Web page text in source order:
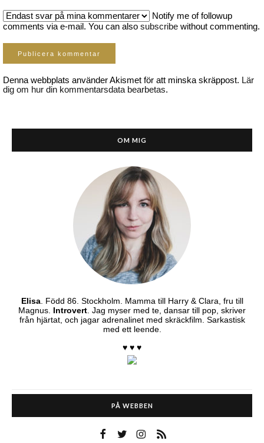
Notify me of followup
comments via e-mail. You can also subscribe without commenting.
Denna webbplats använder Akismet för att minska skräppost. Lär
dig om hur din kommentarsdata bearbetas.
OM MIG
Elisa. Född 86. Stockholm. Mamma till Harry & Clara, fru till
Magnus. Introvert . Jag myser med te, dansar till pop, skriver
från hjärtat, och jagar adrenalinet med skräckfilm. Sarkastisk
med ett leende.
♥ ♥ ♥
PÅ WEBBEN